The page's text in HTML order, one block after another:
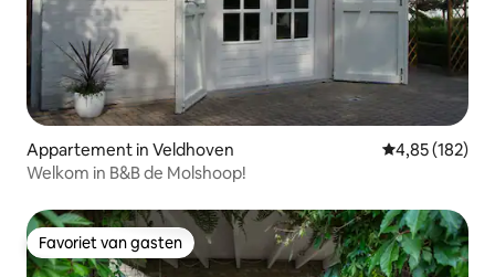
Appartement in Veldhoven Gemiddelde
4,85 (182)
Welkom in B&B de Molshoop!
Favoriet van gasten
Favoriet van gasten